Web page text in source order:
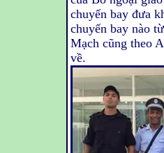
chuyến bay đưa
chuyến bay nào
Mạch cũng theo
về.